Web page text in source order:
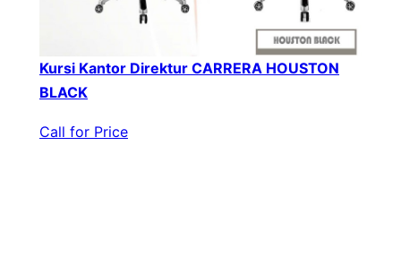
Kursi Kantor Direktur CARRERA HOUSTON
BLACK
Call for Price